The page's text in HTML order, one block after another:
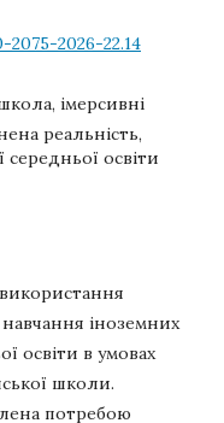
2026-22.14
імерсивні
реальність,
середньої освіти
іноземних
освіти в умовах
школи.
потребою